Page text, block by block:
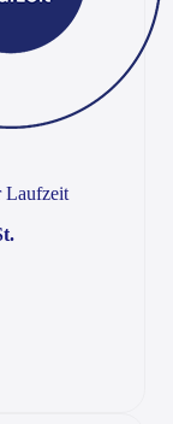
Laufzeit